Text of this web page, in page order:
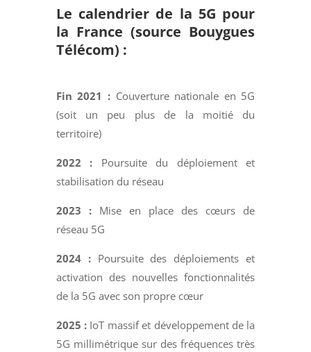
Le calendrier de la 5G pour
la France (source Bouygues
Télécom) :
Fin 2021 :Couverture nationale en 5G
(soit un peu plus de la moitié du
territoire)
2022 : Poursuite du déploiement et
stabilisation du réseau
2023 :Mise en place des cœurs de
réseau 5G
2024 :Poursuite des déploiements et
activation des nouvelles fonctionnalités
de la 5G avec son propre cœur
2025 : IoT massif et développement de la
5G millimétrique sur des fréquences très